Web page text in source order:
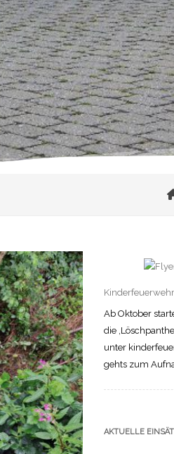
Ab Oktober
die
unter
gehts zum
AKTUELLE